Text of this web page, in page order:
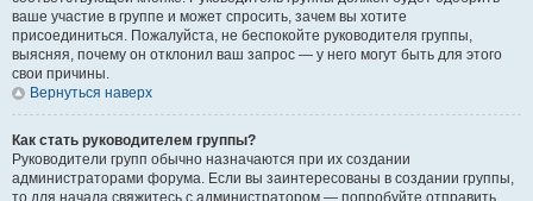
ваше участие в группе и может спросить, зачем вы хотите
присоединиться. Пожалуйста, не беспокойте руководителя группы,
выясняя, почему он отклонил ваш запрос — у него могут быть для этого
свои причины.
Вернуться наверх
Как стать руководителем группы?
Руководители групп обычно назначаются при их создании
администраторами форума. Если вы заинтересованы в создании группы,
то для начала свяжитесь с администратором — попробуйте отправить